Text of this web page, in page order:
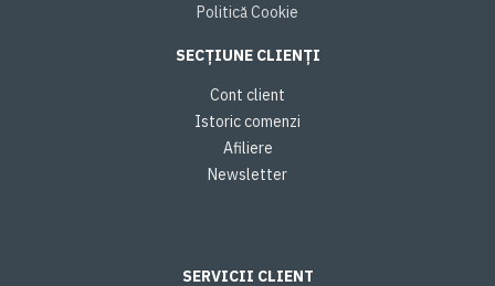
Politică Cookie
SECȚIUNE CLIENȚI
Cont client
Istoric comenzi
Afiliere
Newsletter
SERVICII CLIENT